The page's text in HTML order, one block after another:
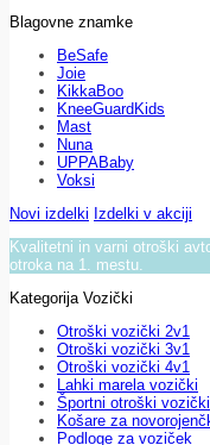
Blagovne znamke
BeSafe
Joie
KikkaBoo
KneeGuardKids
Mast
Nuna
UPPABaby
Voksi
Novi izdelki Izdelki v akciji
Kvalitetni in varni otroški
otroka na 1. mestu.
Kategorija Vozički
Otroški vozički 2v1
Otroški vozički 3v1
Otroški vozički 4v1
Lahki marela vozički
Športni otroški vozički
Košare za
Podloge za voziček